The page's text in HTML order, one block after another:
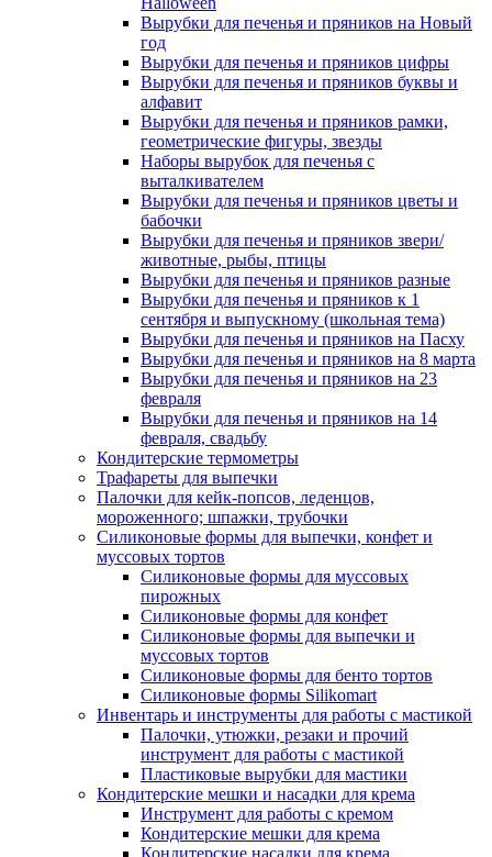
Вырубки для печенья и пряников на Новый
год
Вырубки для печенья и пряников цифры
Вырубки для печенья и пряников буквы и
алфавит
Вырубки для печенья и пряников рамки,
геометрические фигуры, звезды
Наборы вырубок для печенья с
выталкивателем
Вырубки для печенья и пряников цветы и
бабочки
Вырубки для печенья и пряников звери/
животные, рыбы, птицы
Вырубки для печенья и пряников разные
Вырубки для печенья и пряников к 1
сентября и выпускному (школьная тема)
Вырубки для печенья и пряников на Пасху
Вырубки для печенья и пряников на 8 марта
Вырубки для печенья и пряников на 23
февраля
Вырубки для печенья и пряников на 14
февраля, свадьбу
Кондитерские термометры
Трафареты для выпечки
Палочки для кейк-попсов, леденцов,
мороженного; шпажки, трубочки
Силиконовые формы для выпечки, конфет и
муссовых тортов
Силиконовые формы для муссовых
пирожных
Силиконовые формы для конфет
Силиконовые формы для выпечки и
муссовых тортов
Силиконовые формы для бенто тортов
Силиконовые формы Silikomart
Инвентарь и инструменты для работы с мастикой
Палочки, утюжки, резаки и прочий
инструмент для работы с мастикой
Пластиковые вырубки для мастики
Кондитерские мешки и насадки для крема
Инструмент для работы с кремом
Кондитерские мешки для крема
Кондитерские насадки для крема